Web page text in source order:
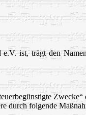
ist, trägt den
durch folgende